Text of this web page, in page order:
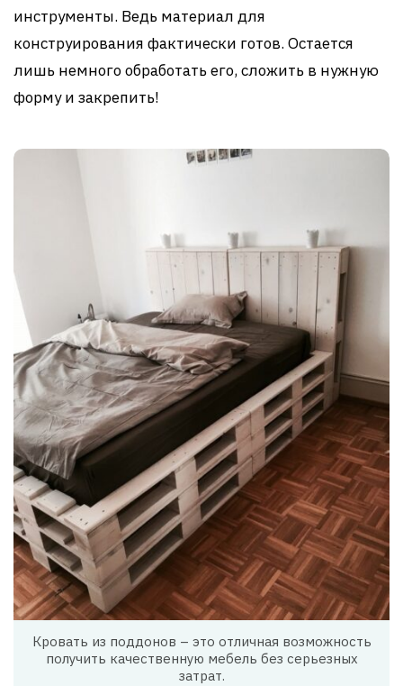
инструменты. Ведь материал для
конструирования фактически готов. Остается
лишь немного обработать его, сложить в нужную
форму и закрепить!
Кровать из поддонов – это отличная возможность
получить качественную мебель без серьезных
затрат.